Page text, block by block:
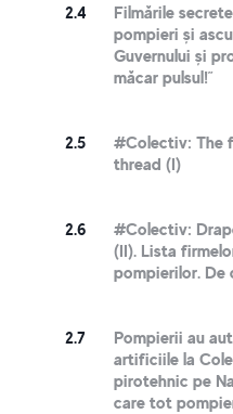
2.4
Filmările
pompieri și
Guvernului și
măcar pulsul!”
2.5
#Colectiv: The
thread (I)
2.6
#Colectiv:
(II). Lista
pompierilor. De
2.7
Pompierii au
artificiile la
pirotehnic pe
care tot